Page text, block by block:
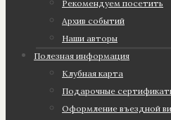
Рекомендуем посетить
Архив событий
Наши авторы
Полезная информация
Клубная карта
Подарочные
Оформление въездной